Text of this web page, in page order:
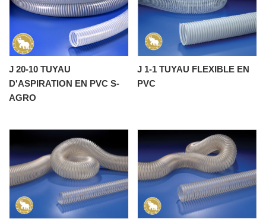
J 20-10 TUYAU
D'ASPIRATION EN PVC S-
AGRO
J 1-1 TUYAU FLEXIBLE EN
PVC